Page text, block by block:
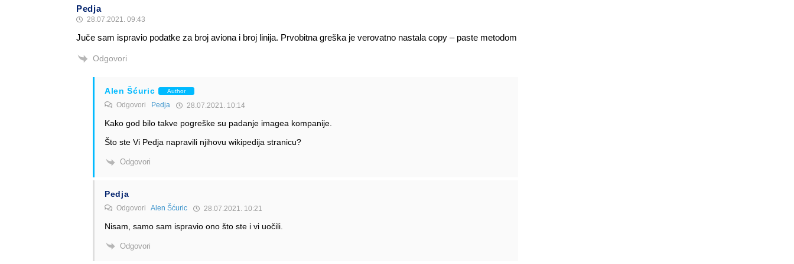
Pedja
28.07.2021. 09:43
Juče sam ispravio podatke za broj aviona i broj linija. Prvobitna greška je verovatno nastala copy – paste metodom
Odgovori
Alen Šćuric Author
Odgovori Pedja 28.07.2021. 10:14
Kako god bilo takve pogreške su padanje imagea kompanije.
Što ste Vi Pedja napravili njihovu wikipedija stranicu?
Odgovori
Pedja
Odgovori Alen Šćuric 28.07.2021. 10:21
Nisam, samo sam ispravio ono što ste i vi uočili.
Odgovori